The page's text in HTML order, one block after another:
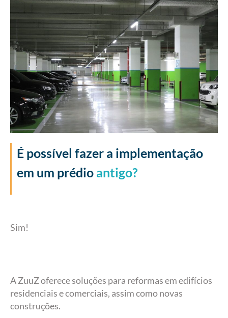
É possível fazer a implementação
em um prédio antigo?
Sim!
A ZuuZ oferece soluções para reformas em edifícios
residenciais e comerciais, assim como novas
construções.